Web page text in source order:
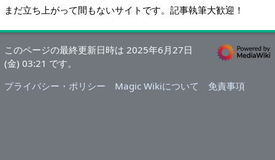
まだ立ち上がって間もないサイトです。記事執筆大歓迎！
このページの最終更新日時は 2025年6月27日
(金) 03:21 です。
プライバシー・ポリシー
Magic Wikiについて 免責事項